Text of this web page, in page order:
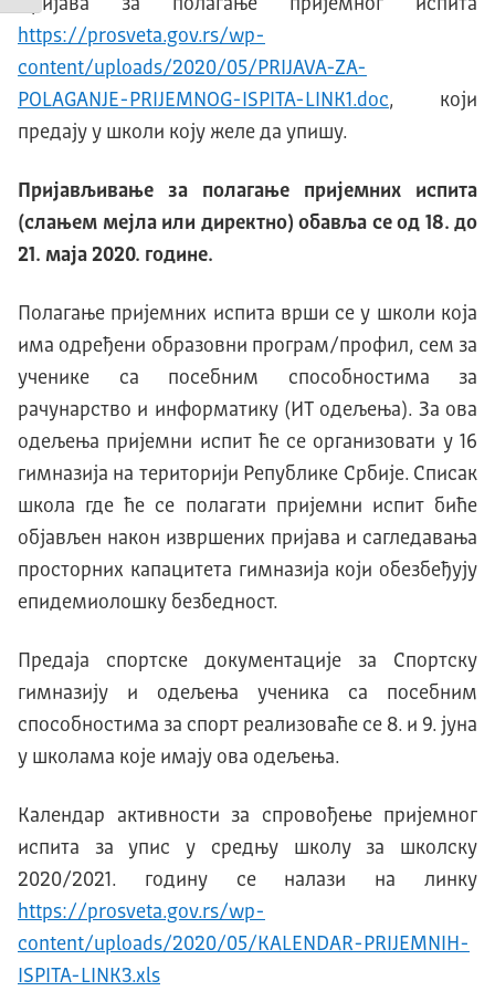
Пријава за полагање пријемног испита
https://prosveta.gov.rs/wp-
content/uploads/2020/05/PRIJAVA-ZA-
POLAGANJE-PRIJEMNOG-ISPITA-LINK1.doc, који
предају у школи коју желе да упишу.
Пријављивање за полагање пријемних испита
(слањем мејла или директно) обавља се од 18. до
21. маја 2020. године.
Полагање пријемних испита врши се у школи која
има одређени образовни програм/профил, сем за
ученике са посебним способностима за
рачунарство и информатику (ИТ одељења). За ова
одељења пријемни испит ће се организовати у 16
гимназија на територији Републике Србије. Списак
школа где ће се полагати пријемни испит биће
објављен након извршених пријава и сагледавања
просторних капацитета гимназија који обезбеђују
епидемиолошку безбедност.
Предаја спортске документације за Спортску
гимназију и одељења ученика са посебним
способностима за спорт реализоваће се 8. и 9. јуна
у школама које имају ова одељења.
Календар активности за спровођење пријемног
испита за упис у средњу школу за школску
2020/2021. годину се налази на линку
https://prosveta.gov.rs/wp-
content/uploads/2020/05/KALENDAR-PRIJEMNIH-
ISPITA-LINK3.xls